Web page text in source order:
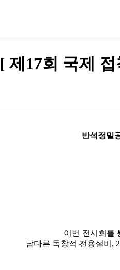
[ 제17회 국제
반석정밀
이번 전시회를
남다른 독창적 전용설비,